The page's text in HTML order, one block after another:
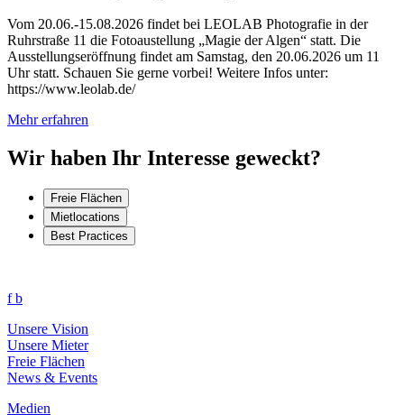
Vom 20.06.-15.08.2026 findet bei LEOLAB Photografie in der
Ruhrstraße 11 die Fotoaustellung „Magie der Algen“ statt. Die
Ausstellungseröffnung findet am Samstag, den 20.06.2026 um 11
Uhr statt. Schauen Sie gerne vorbei! Weitere Infos unter:
https://www.leolab.de/
Mehr erfahren
Wir haben Ihr Interesse geweckt?
Freie Flächen
Mietlocations
Best Practices
f b
Unsere Vision
Unsere Mieter
Freie Flächen
News & Events
Medien